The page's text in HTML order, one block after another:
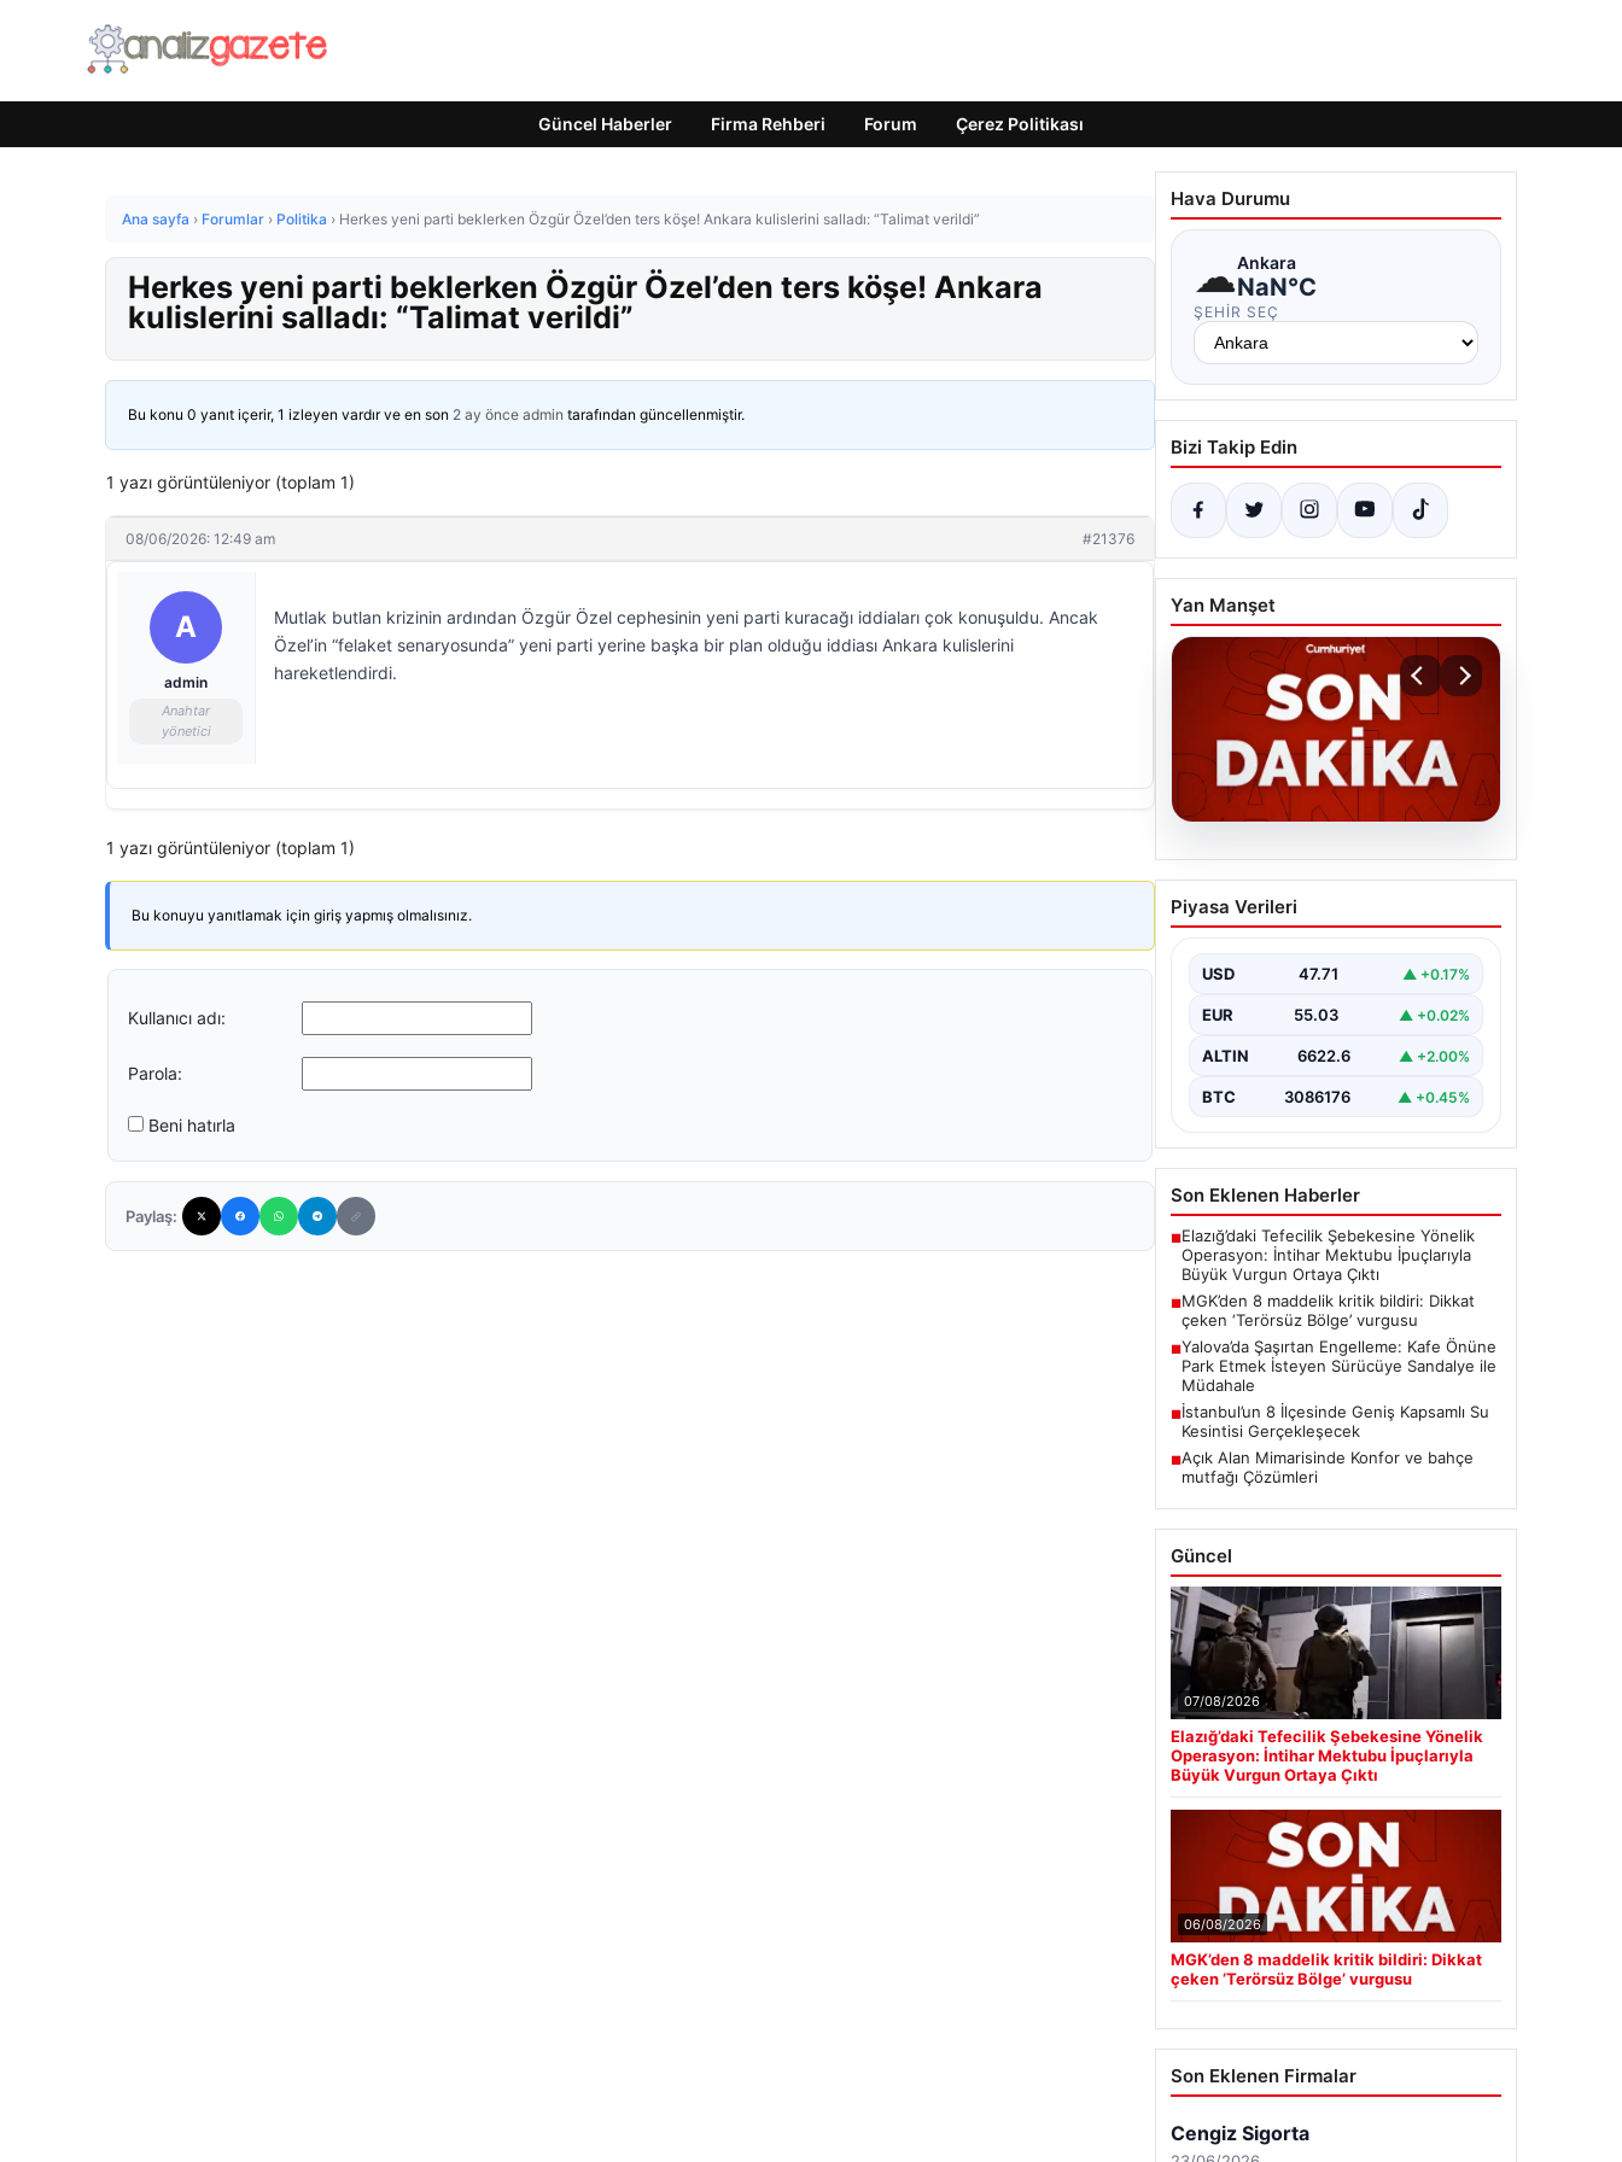
Güncel Haberler Firma Rehberi Forum Çerez Politikası
Ana sayfa › Forumlar › Politika › Herkes yeni parti beklerken Özgür Özel’den ters köşe! Ankara kulislerini salladı: “Talimat verildi”
Herkes yeni parti beklerken Özgür Özel’den ters köşe! Ankara
kulislerini salladı: “Talimat verildi”
Bu konu 0 yanıt içerir, 1 izleyen vardır ve en son 2 ay önce admin tarafından güncellenmiştir.
1 yazı görüntüleniyor (toplam 1)
08/06/2026: 12:49 am #21376
A
admin
Anahtar
yönetici
Mutlak butlan krizinin ardından Özgür Özel cephesinin yeni parti kuracağı iddiaları çok konuşuldu. Ancak
Özel’in “felaket senaryosunda” yeni parti yerine başka bir plan olduğu iddiası Ankara kulislerini
hareketlendirdi.
1 yazı görüntüleniyor (toplam 1)
Bu konuyu yanıtlamak için giriş yapmış olmalısınız.
Kullanıcı adı:
Parola:
Beni hatırla
Paylaş:
Hava Durumu
☁Ankara
NaN°C
ŞEHIR SEÇ
Bizi Takip Edin
Yan Manşet
06.08.2026
MGK’den 8 maddelik kritik
bildiri: Dikkat çeken
Piyasa Verileri
USD 47.71 ▲ +0.17%
EUR 55.03 ▲ +0.02%
ALTIN 6622.6 ▲ +2.00%
BTC 3086176 ▲ +0.45%
Son Eklenen Haberler
■Elazığ’daki Tefecilik Şebekesine Yönelik
Operasyon: İntihar Mektubu İpuçlarıyla
Büyük Vurgun Ortaya Çıktı
■MGK’den 8 maddelik kritik bildiri: Dikkat
çeken ‘Terörsüz Bölge’ vurgusu
■Yalova’da Şaşırtan Engelleme: Kafe Önüne
Park Etmek İsteyen Sürücüye Sandalye ile
Müdahale
■İstanbul’un 8 İlçesinde Geniş Kapsamlı Su
Kesintisi Gerçekleşecek
■Açık Alan Mimarisinde Konfor ve bahçe
mutfağı Çözümleri
Güncel
07/08/2026
Elazığ’daki Tefecilik Şebekesine Yönelik
Operasyon: İntihar Mektubu İpuçlarıyla
Büyük Vurgun Ortaya Çıktı
06/08/2026
MGK’den 8 maddelik kritik bildiri: Dikkat
çeken ‘Terörsüz Bölge’ vurgusu
Son Eklenen Firmalar
Cengiz Sigorta